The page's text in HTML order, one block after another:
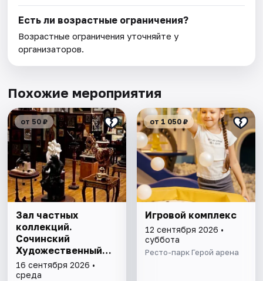
Есть ли возрастные ограничения?
Возрастные ограничения уточняйте у
организаторов.
Похожие мероприятия
от 50 ₽
Зал частных
коллекций.
Сочинский
Художественный
музей им. Д.Д.
Жилинского
16 сентября 2026 •
среда
от 1 050 ₽
Игровой комплекс
12 сентября 2026 •
суббота
Ресто-парк Герой арена